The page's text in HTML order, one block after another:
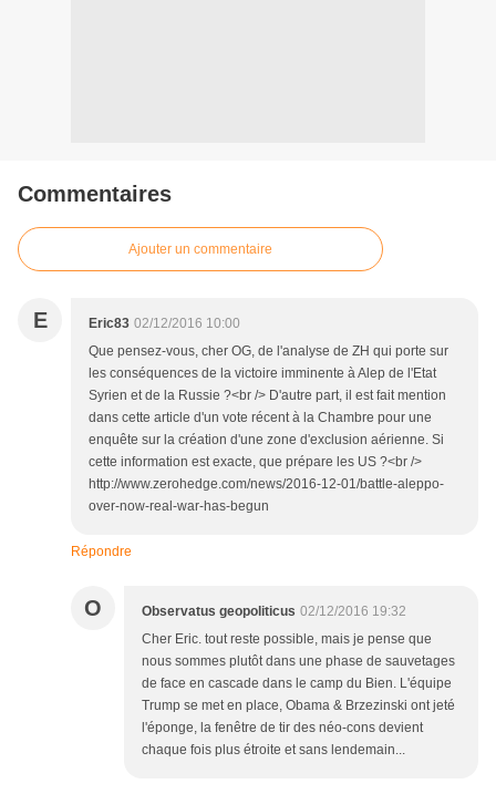
Commentaires
Ajouter un commentaire
E Eric83 02/12/2016 10:00
Que pensez-vous, cher OG, de l'analyse de ZH qui porte sur
les conséquences de la victoire imminente à Alep de l'Etat
Syrien et de la Russie ?<br /> D'autre part, il est fait mention
dans cette article d'un vote récent à la Chambre pour une
enquête sur la création d'une zone d'exclusion aérienne. Si
cette information est exacte, que prépare les US ?<br />
http://www.zerohedge.com/news/2016-12-01/battle-aleppo-
over-now-real-war-has-begun
Répondre
O Observatus geopoliticus 02/12/2016 19:32
Cher Eric. tout reste possible, mais je pense que
nous sommes plutôt dans une phase de sauvetages
de face en cascade dans le camp du Bien. L'équipe
Trump se met en place, Obama & Brzezinski ont jeté
l'éponge, la fenêtre de tir des néo-cons devient
chaque fois plus étroite et sans lendemain...